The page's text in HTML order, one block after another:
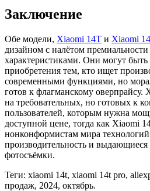
Заключение
Обе модели, Xiaomi 14T и Xiaomi
дизайном с налётом
характеристиками. Они могут
приобретения тем, кто ищет
современными функциями, но
готов к флагманскому оверпрайсу.
на требовательных, но готовых к
пользователей, которым нужна
доступной цене, тогда как Xiaomi
нонконформистам мира
производительность и
фотосъёмки.
Теги: xiaomi 14t, xiaomi 14t pro,
продаж, 2024, октябрь.